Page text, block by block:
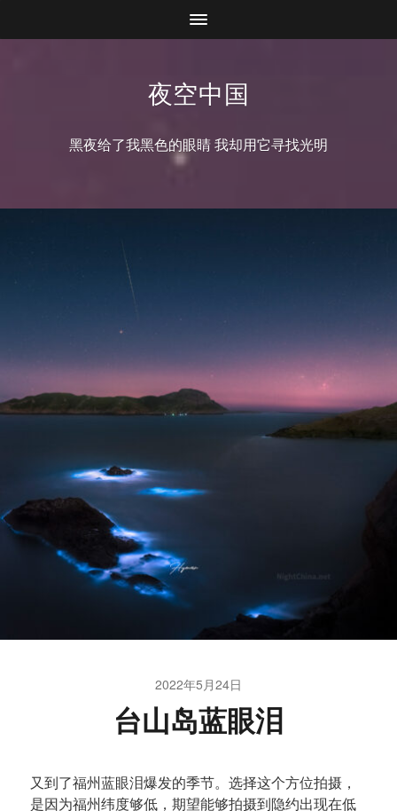
夜空中国
黑夜给了我黑色的眼睛 我却用它寻找光明
2022年5月24日
台山岛蓝眼泪
又到了福州蓝眼泪爆发的季节。选择这个方位拍摄，
是因为福州纬度够低，期望能够拍摄到隐约出现在低